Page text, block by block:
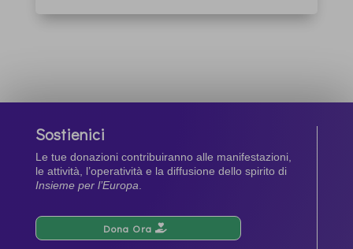
Sostienici
Le tue donazioni contribuiranno alle manifestazioni,
le attività, l’operatività e la diffusione dello spirito di
Insieme per l’Europa.
Dona Ora